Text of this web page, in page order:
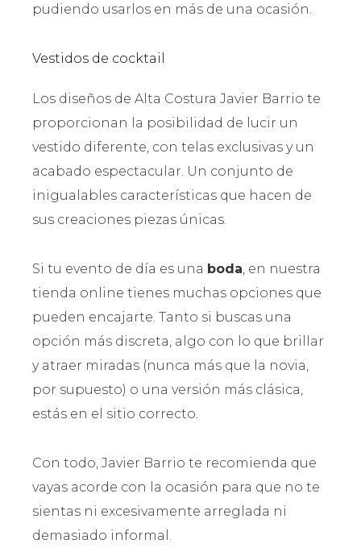
pudiendo usarlos en más de una ocasión.
Vestidos de cocktail
Los diseños de Alta Costura Javier Barrio te
proporcionan la posibilidad de lucir un
vestido diferente, con telas exclusivas y un
acabado espectacular. Un conjunto de
inigualables características que hacen de
sus creaciones piezas únicas.
Si tu evento de día es una boda , en nuestra
tienda online tienes muchas opciones que
pueden encajarte. Tanto si buscas una
opción más discreta, algo con lo que brillar
y atraer miradas (nunca más que la novia,
por supuesto) o una versión más clásica,
estás en el sitio correcto.
Con todo, Javier Barrio te recomienda que
vayas acorde con la ocasión para que no te
sientas ni excesivamente arreglada ni
demasiado informal.